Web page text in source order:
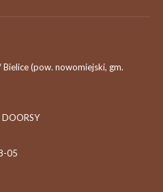
(pow. nowomiejski, gm.
DOORSY
05